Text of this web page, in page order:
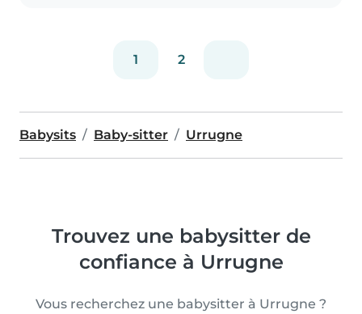
1 2
Babysits Baby-sitter Urrugne
Trouvez une babysitter de
confiance à Urrugne
Vous recherchez une babysitter à Urrugne ?